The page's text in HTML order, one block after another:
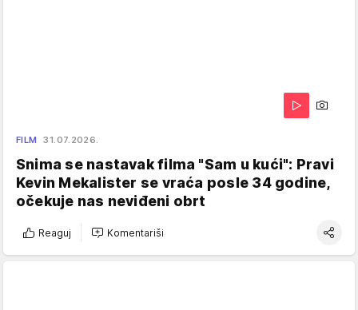
FILM 31.07.2026.
Snima se nastavak filma "Sam u kući": Pravi
Kevin Mekalister se vraća posle 34 godine,
očekuje nas neviđeni obrt
Reaguj Komentariši